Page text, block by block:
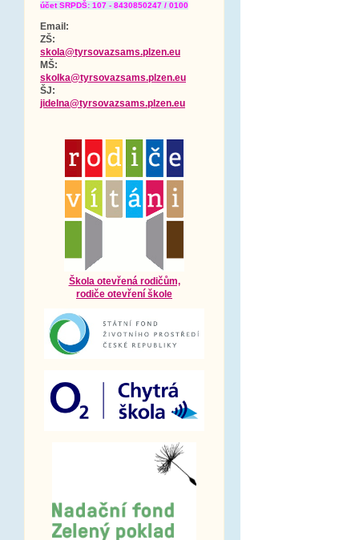
účet SRPDŠ: 107 - 8430850247 / 0100
Email:
ZŠ:
skola@tyrsovazsams.plzen.eu
MŠ:
skolka@tyrsovazsams.plzen.eu
ŠJ:
jidelna@tyrsovazsams.plzen.eu
Škola otevřená rodičům,
rodiče otevření škole